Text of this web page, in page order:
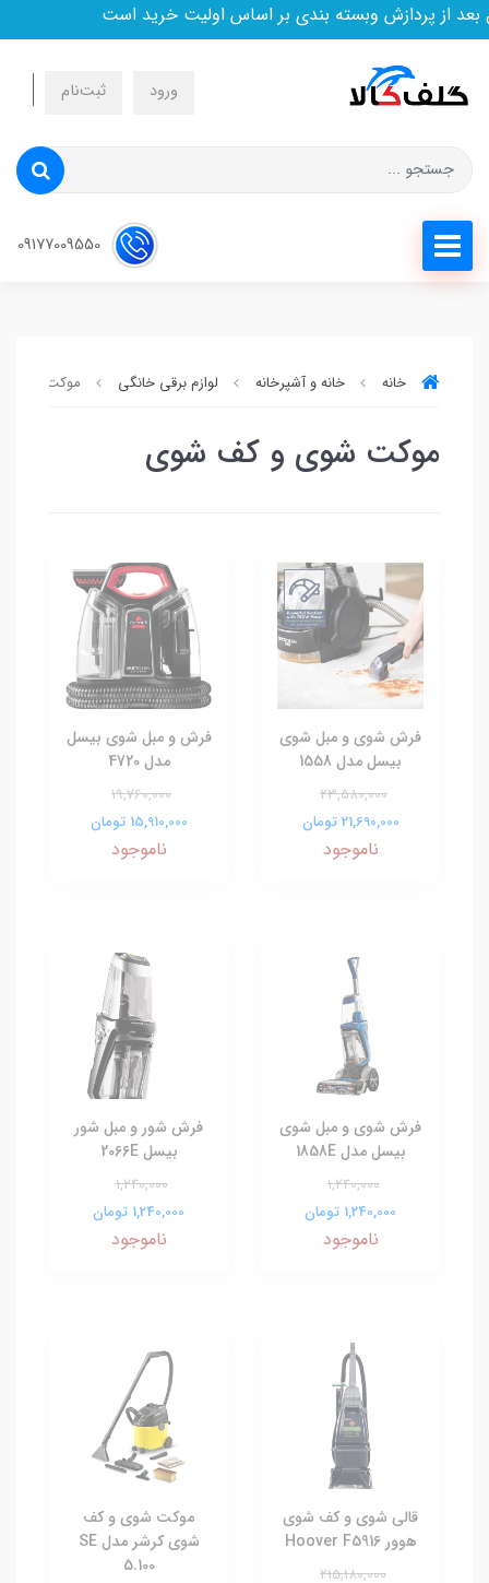
از پردازش وبسته بندی بر اساس اولیت خرید است
ورود ثبت‌نام
خانه خانه و آشپرخانه لوازم برقی خانگی موکت شوی
موکت شوی و کف شوی
فرش شوی و مبل شوی
بیسل مدل 1558
23,580,000
21,690,000 تومان
ناموجود
فرش و مبل شوی بیسل
مدل 4720
19,760,000
15,910,000 تومان
ناموجود
فرش شوی و مبل شوی
بیسل مدل 1858E
1,240,000
1,240,000 تومان
ناموجود
فرش شور و مبل شور
بیسل 2066E
1,240,000
1,240,000 تومان
ناموجود
قالی شوی و کف شوی
هوور Hoover F5916
215,180,000
موکت شوی و کف
شوی کرشر مدل SE
5.100